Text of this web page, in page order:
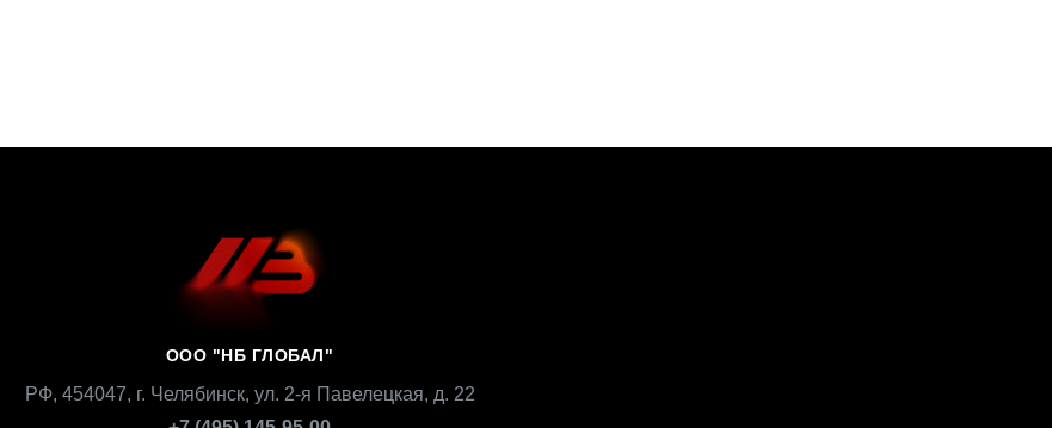
РФ, 454047, г. Челябинск, ул. 2-я Павелецкая, д. 22
ООО "НБ ГЛОБАЛ"